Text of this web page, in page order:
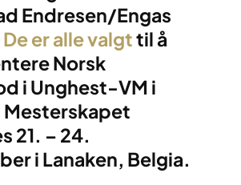
Endresen/Engas
De er alle valgttil å
Norsk
i Unghest-VM i
21. – 24.
i Lanaken, Belgia.